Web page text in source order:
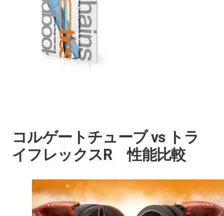
コルゲートチューブ vs トラ
イフレックスR 性能比較